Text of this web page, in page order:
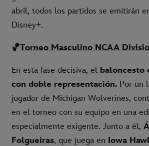
abril, todos los partidos se emitirán
Disney+.
🏀Torneo Masculino NCAA
En esta fase decisiva, el baloncesto
con doble representación. Por un
jugador de Michigan Wolverines,
en el torneo con su equipo en una
especialmente exigente. Junto a él,
Folgueiras, que juega en Iowa